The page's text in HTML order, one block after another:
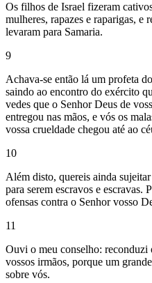
Os filhos de Israel fizeram
mulheres, rapazes e raparigas, e
levaram para Samaria.
9
Achava-se então lá um profeta
saindo ao encontro do exército
vedes que o Senhor Deus de
entregou nas mãos, e vós os
vossa crueldade chegou até ao
10
Além disto, quereis ainda
para serem escravos e escravas.
ofensas contra o Senhor vosso
11
Ouvi o meu conselho: reconduzi
vossos irmãos, porque um
sobre vós.